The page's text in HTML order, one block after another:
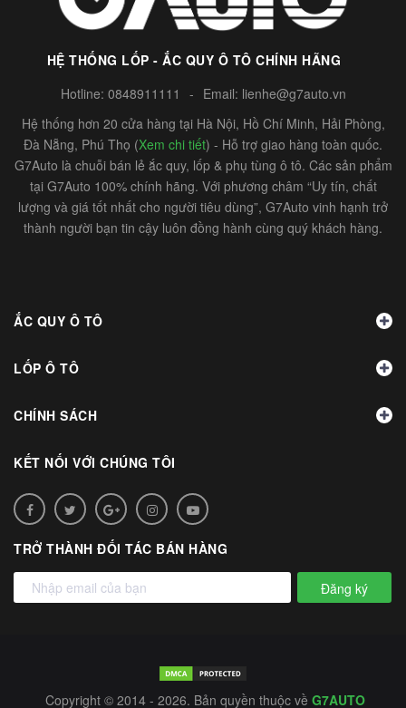
HỆ THỐNG LỐP - ẮC QUY Ô TÔ CHÍNH HÃNG
Hotline: 0848911111 - Email: lienhe@g7auto.vn
Hệ thống hơn 20 cửa hàng tại Hà Nội, Hồ Chí Minh, Hải Phòng,
Đà Nẵng, Phú Thọ (Xem chi tiết) - Hỗ trợ giao hàng toàn quốc.
G7Auto là chuỗi bán lẻ ắc quy, lốp & phụ tùng ô tô. Các sản phẩm
tại G7Auto 100% chính hãng. Với phương châm “Uy tín, chất
lượng và giá tốt nhất cho người tiêu dùng”, G7Auto vinh hạnh trở
thành người bạn tin cậy luôn đồng hành cùng quý khách hàng.
ẮC QUY Ô TÔ
LỐP Ô TÔ
CHÍNH SÁCH
KẾT NỐI VỚI CHÚNG TÔI
TRỞ THÀNH ĐỐI TÁC BÁN HÀNG
Đăng ký
Copyright © 2014 - 2026. Bản quyền thuộc về G7AUTO